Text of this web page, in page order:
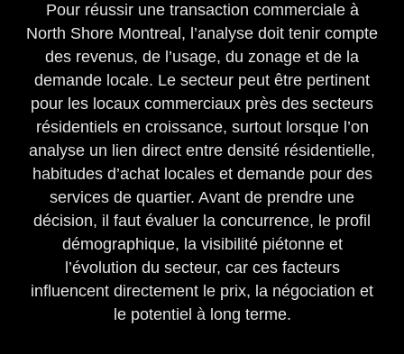
Pour réussir une transaction commerciale à
North Shore Montreal, l’analyse doit tenir compte
des revenus, de l’usage, du zonage et de la
demande locale. Le secteur peut être pertinent
pour les locaux commerciaux près des secteurs
résidentiels en croissance, surtout lorsque l’on
analyse un lien direct entre densité résidentielle,
habitudes d’achat locales et demande pour des
services de quartier. Avant de prendre une
décision, il faut évaluer la concurrence, le profil
démographique, la visibilité piétonne et
l’évolution du secteur, car ces facteurs
influencent directement le prix, la négociation et
le potentiel à long terme.